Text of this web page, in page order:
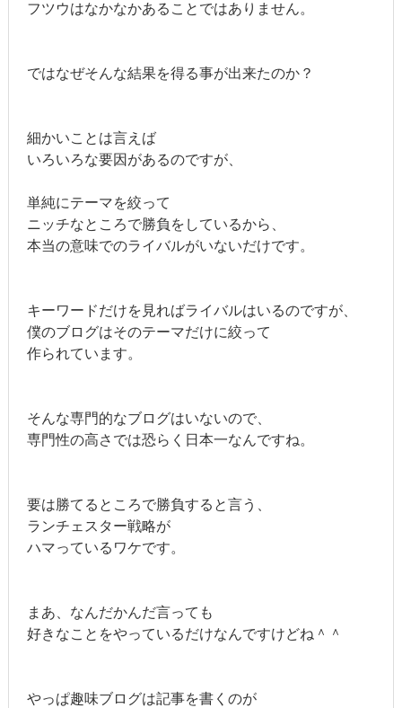
フツウはなかなかあることではありません。
ではなぜそんな結果を得る事が出来たのか？
細かいことは言えば
いろいろな要因があるのですが、
単純にテーマを絞って
ニッチなところで勝負をしているから、
本当の意味でのライバルがいないだけです。
キーワードだけを見ればライバルはいるのですが、
僕のブログはそのテーマだけに絞って
作られています。
そんな専門的なブログはいないので、
専門性の高さでは恐らく日本一なんですね。
要は勝てるところで勝負すると言う、
ランチェスター戦略が
ハマっているワケです。
まあ、なんだかんだ言っても
好きなことをやっているだけなんですけどね＾＾
やっぱ趣味ブログは記事を書くのが